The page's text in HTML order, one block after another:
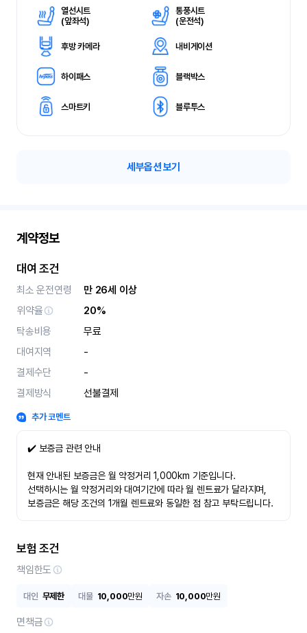
열선시트
(앞좌석)
통풍시트
(운전석)
후방 카메라 내비게이션
하이패스 블랙박스
스마트키 블루투스
세부옵션 보기
계약정보
대여 조건
최소 운전연령
만 26세 이상
위약율
20%
탁송비용
무료
대여지역
-
결제수단
-
결제방식
선불결제
추가 코멘트
✔️ 보증금 관련 안내
현재 안내된 보증금은 월 약정거리 1,000km 기준입니다.
선택하시는 월 약정거리와 대여기간에 따라 월 렌트료가 달라지며,
보증금은 해당 조건의 1개월 렌트료와 동일한 점 참고 부탁드립니다.
보험 조건
책임한도
대인 무제한 대물 10,000만원 자손 10,000만원
면책금